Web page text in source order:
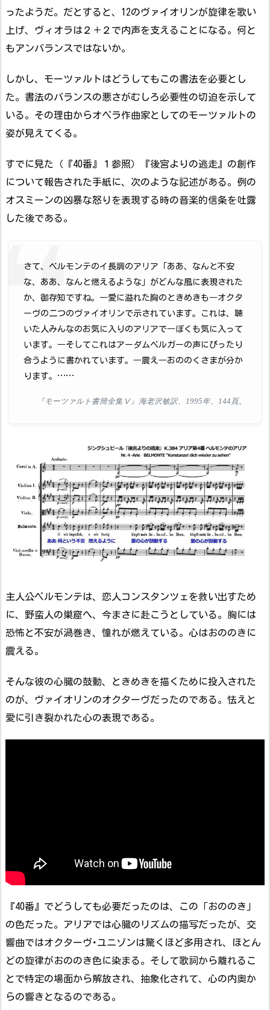
ったようだ。だとすると、12のヴァイオリンが旋律を歌い
上げ、ヴィオラは２＋２で内声を支えることになる。何と
もアンバランスではないか。
しかし、モーツァルトはどうしてもこの書法を必要とし
た。書法のバランスの悪さがむしろ必要性の切迫を示して
いる。その理由からオペラ作曲家としてのモーツァルトの
姿が見えてくる。
すでに見た（『40番』１参照）『後宮よりの逃走』の創作
について報告された手紙に、次のような記述がある。例の
オスミーンの凶暴な怒りを表現する時の音楽的信条を吐露
した後である。
さて、ベルモンテのイ長調のアリア「ああ、なんと不安
な、ああ、なんと燃えるような」がどんな風に表現された
か、御存知ですね。―愛に溢れた胸のときめきも―オクタ
ーヴの二つのヴァイオリンで示されています。これは、聴
いた人みんなのお気に入りのアリアで―ぼくも気に入って
います。―そしてこれはアーダムベルガーの声にぴったり
合うように書かれています。―震え―おののくさまが分か
ります。……
『モーツァルト書簡全集Ⅴ』海老沢敏訳、1995年、144頁。
主人公ベルモンテは、恋人コンスタンツェを救い出すため
に、野蛮人の巣窟へ、今まさに赴こうとしている。胸には
恐怖と不安が渦巻き、憧れが燃えている。心はおののきに
震える。
そんな彼の心臓の鼓動、ときめきを描くために投入された
のが、ヴァイオリンのオクターヴだったのである。怯えと
愛に引き裂かれた心の表現である。
『40番』でどうしても必要だったのは、この「おののき」
の色だった。アリアでは心臓のリズムの描写だったが、交
響曲ではオクターヴ･ユニゾンは驚くほど多用され、ほとん
どの旋律がおののき色に染まる。そして歌詞から離れるこ
とで特定の場面から解放され、抽象化されて、心の内奥か
らの響きとなるのである。